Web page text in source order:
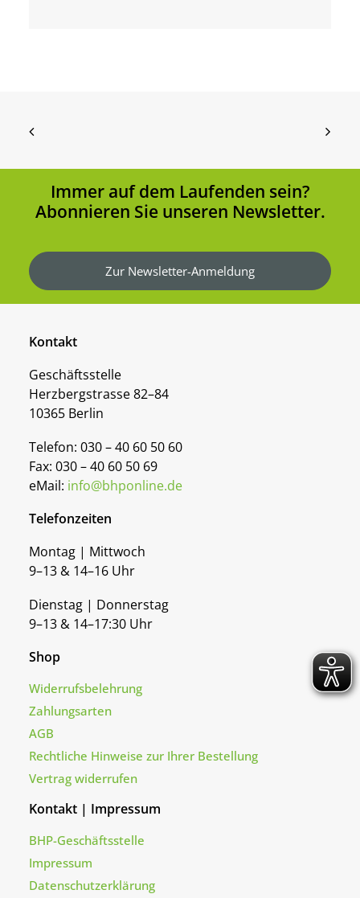
Immer auf dem Laufenden sein?
Abonnieren Sie unseren Newsletter.
Zur Newsletter-Anmeldung
Kontakt
Geschäftsstelle
Herzbergstrasse 82–84
10365 Berlin
Telefon: 030 – 40 60 50 60
Fax: 030 – 40 60 50 69
eMail: info@bhponline.de
Telefonzeiten
Montag | Mittwoch
9–13 & 14–16 Uhr
Dienstag | Donnerstag
9–13 & 14–17:30 Uhr
Shop
Widerrufsbelehrung
Zahlungsarten
AGB
Rechtliche Hinweise zur Ihrer Bestellung
Vertrag widerrufen
Kontakt | Impressum
BHP-Geschäftsstelle
Impressum
Datenschutzerklärung